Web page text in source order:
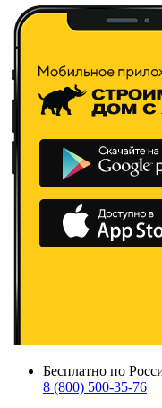
Бесплатно по
8 (800) 500-35-76